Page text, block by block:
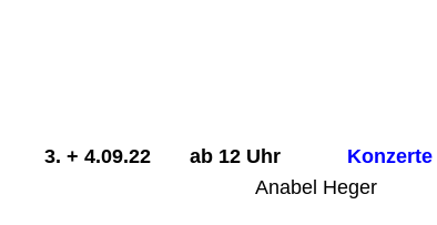
3. + 4.09.22 ab 12 Uhr
Anabel Heger